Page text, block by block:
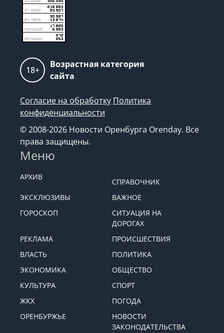
18+
Возрастная категория
сайта
Согласие на обработку Политика
конфиденциальности
© 2008-2026 Новости Оренбурга Orenday. Все
права защищены.
Меню
АРХИВ
СПРАВОЧНИК
ЭКСКЛЮЗИВЫ
ВАЖНОЕ
ГОРОСКОП
СИТУАЦИЯ НА
ДОРОГАХ
РЕКЛАМА
ПРОИСШЕСТВИЯ
ВЛАСТЬ
ПОЛИТИКА
ЭКОНОМИКА
ОБЩЕСТВО
КУЛЬТУРА
СПОРТ
ЖКХ
ПОГОДА
ОРЕНБУРЖЬЕ
НОВОСТИ
ЗАКОНОДАТЕЛЬСТВА